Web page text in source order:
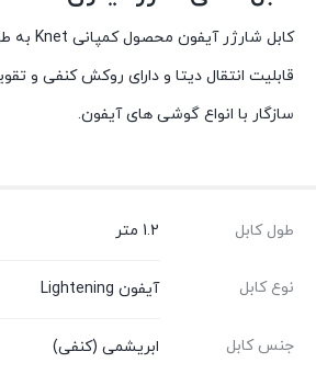
کابل شارژر آیفون محصول کمپانی Knet به طول 1200 میلی متر.
قابلیت انتقال دیتا و دارای روکش کنفی و
سازگار با انواع گوشی های آیفون.
طول کابل 1.2 متر
نوع کابل آیفون Lightening
جنس کابل ابریشمی (کنفی)